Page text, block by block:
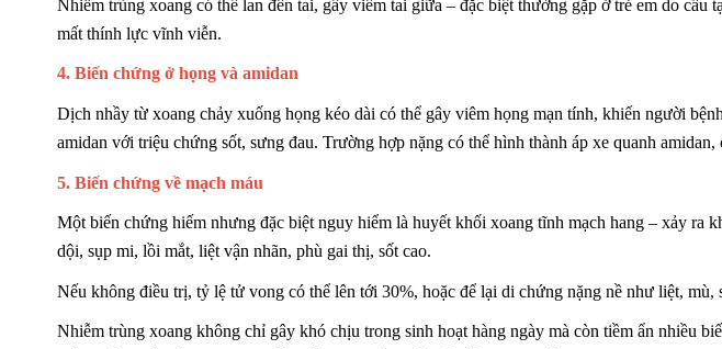
Nhiễm trùng xoang có thể lan đến tai, gây viêm tai giữa – đặc biệt thường gặp ở trẻ em do
mất thính lực vĩnh viễn.
4. Biến chứng ở họng và amidan
Dịch nhầy từ xoang chảy xuống họng kéo dài có thể gây viêm họng mạn tính, khiến người
amidan với triệu chứng sốt, sưng đau. Trường hợp nặng có thể hình thành áp xe quanh amidan,
5. Biến chứng về mạch máu
Một biến chứng hiếm nhưng đặc biệt nguy hiểm là huyết khối xoang tĩnh mạch hang – xảy ra
dội, sụp mi, lồi mắt, liệt vận nhãn, phù gai thị, sốt cao.
Nếu không điều trị, tỷ lệ tử vong có thể lên tới 30%, hoặc để lại di chứng nặng nề như liệt, mù,
Nhiễm trùng xoang không chỉ gây khó chịu trong sinh hoạt hàng ngày mà còn tiềm ẩn nhiều